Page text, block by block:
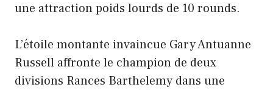
une attraction poids lourds de 10 rounds.
L’étoile montante invaincue Gary Antuanne
Russell affronte le champion de deux
divisions Rances Barthelemy dans une